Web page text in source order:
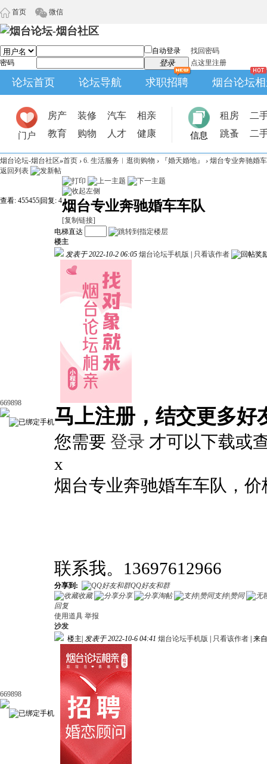
首页 微信
自动登录
找回密码
密码
登录 点这里注册
论坛首页 论坛导航 求职招聘 烟台论坛
门户
房产 装修 汽车
相亲
教育
购物 人才 健康 信息
租房
二
跳蚤
二
烟台论坛-烟台社区»首页 › 6. 生活服务︱逛街购物 › 『婚天婚地』 › 烟台专业奔驰婚
返回列表
查看: 455455 回复: 4烟台专业奔驰婚车车队
[复制链接]
669898
电梯直达
楼主
发表于 2022-10-2 06:05 烟台论坛手机版 只看该作者
马上注册，结交更多好
您需要 登录 才可以下载或
x
烟台专业奔驰婚车车队，
联系我。13697612966
分享到:
QQ好友和群
收藏
分享 淘帖
支持|赞同
回复
使用道具 举报
669898
沙发
楼主 发表于 2022-10-6 04:41 烟台论坛手机版 只看该作者 来